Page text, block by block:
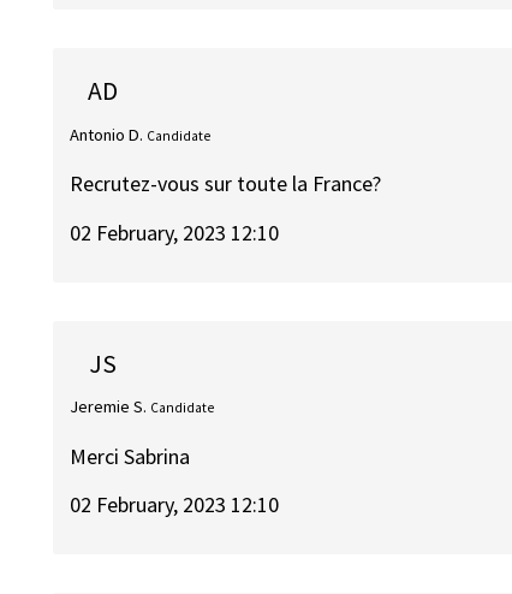
AD
Antonio D. Candidate
Recrutez-vous sur toute la France?
02 February, 2023 12:10
JS
Jeremie S. Candidate
Merci Sabrina
02 February, 2023 12:10